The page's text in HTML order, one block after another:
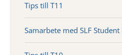
Tips till T11
Samarbete med SLF Student